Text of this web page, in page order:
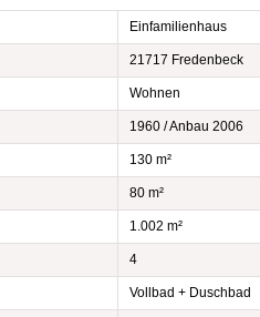
Einfamilienhaus
21717 Fredenbeck
Wohnen
1960 / Anbau 2006
130 m²
80 m²
1.002 m²
4
Vollbad + Duschbad